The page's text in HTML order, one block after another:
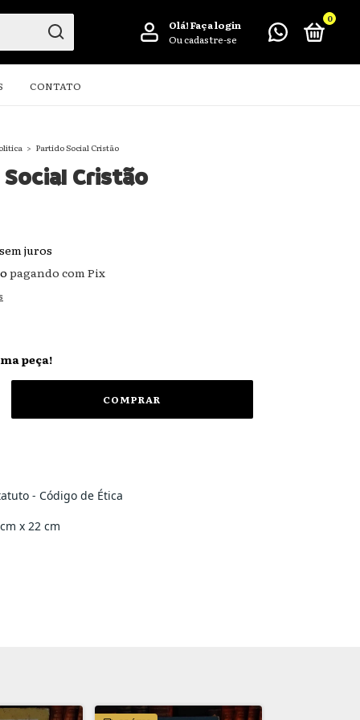
Olá!Faça login
Ou cadastre-se
0
CONTATO
> Partido Social Cristão
Cristão
sem juros
pagando com Pix
peça!
- Código de Ética
x 22 cm